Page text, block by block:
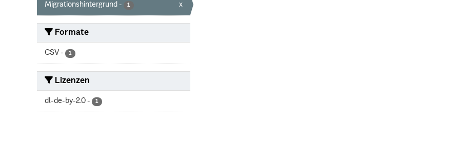
Migrationshintergrund - 1 x
Formate
CSV - 1
Lizenzen
dl-de-by-2.0 - 1